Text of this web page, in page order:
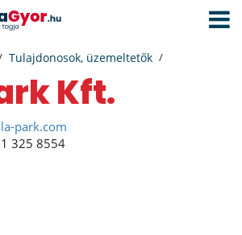
Tulajdonosok, üzemeltetők
Kft.
park.com
325 8554